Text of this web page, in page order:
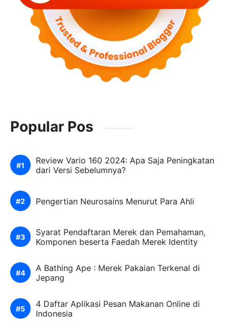
Popular Pos
Review Vario 160 2024: Apa Saja Peningkatan
dari Versi Sebelumnya?
Pengertian Neurosains Menurut Para Ahli
Syarat Pendaftaran Merek dan Pemahaman,
Komponen beserta Faedah Merek Identity
A Bathing Ape : Merek Pakaian Terkenal di
Jepang
4 Daftar Aplikasi Pesan Makanan Online di
Indonesia